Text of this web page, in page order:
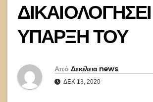
ΥΠΑΡΞΗ ΤΟΥ
Από Δεκέλεια news
ΔΕΚ 13, 2020